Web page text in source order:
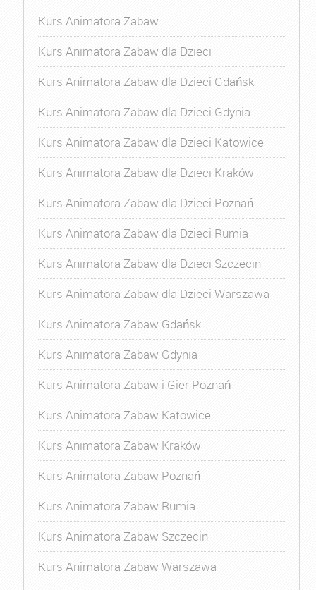
Kurs Animatora Zabaw
Kurs Animatora Zabaw dla Dzieci
Kurs Animatora Zabaw dla Dzieci Gdańsk
Kurs Animatora Zabaw dla Dzieci Gdynia
Kurs Animatora Zabaw dla Dzieci Katowice
Kurs Animatora Zabaw dla Dzieci Kraków
Kurs Animatora Zabaw dla Dzieci Poznań
Kurs Animatora Zabaw dla Dzieci Rumia
Kurs Animatora Zabaw dla Dzieci Szczecin
Kurs Animatora Zabaw dla Dzieci Warszawa
Kurs Animatora Zabaw Gdańsk
Kurs Animatora Zabaw Gdynia
Kurs Animatora Zabaw i Gier Poznań
Kurs Animatora Zabaw Katowice
Kurs Animatora Zabaw Kraków
Kurs Animatora Zabaw Poznań
Kurs Animatora Zabaw Rumia
Kurs Animatora Zabaw Szczecin
Kurs Animatora Zabaw Warszawa